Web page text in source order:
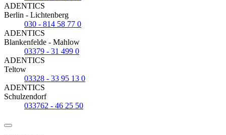
ADENTICS
Berlin - Lichtenberg
030 - 814 58 77 0
ADENTICS
Blankenfelde - Mahlow
03379 - 31 499 0
ADENTICS
Teltow
03328 - 33 95 13 0
ADENTICS
Schulzendorf
033762 - 46 25 50